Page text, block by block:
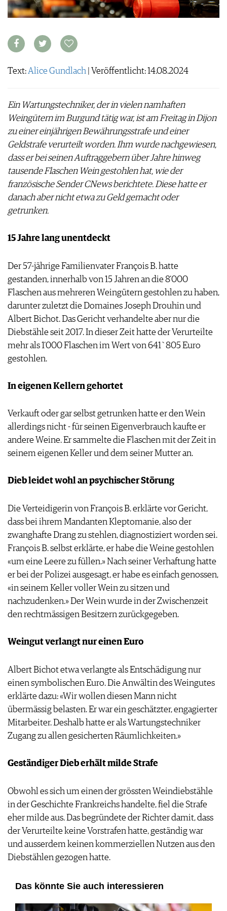
VORTEILSWELT
ARCHIV
ANMELDEN
AWARDS
TRINKREIFETABELLE
ABO
WEINSUCHE
NEWSLETTER
WINE TRADE CLUB
REDAKTION
JOBS
WERBUNG
PRESSE
AGB & DATENSCHUTZ
Text:Alice Gundlach | Veröffentlicht: 14.08.2024
Ein Wartungstechniker, der in vielen namhaften
Weingütern im Burgund tätig war, ist am Freitag in Dijon
zu einer einjährigen Bewährungsstrafe und einer
Geldstrafe verurteilt worden. Ihm wurde nachgewiesen,
dass er bei seinen Auftraggebern über Jahre hinweg
tausende Flaschen Wein gestohlen hat, wie der
französische Sender CNews berichtete. Diese hatte er
danach aber nicht etwa zu Geld gemacht oder
getrunken.
15 Jahre lang unentdeckt
Der 57-jährige Familienvater François B. hatte
gestanden, innerhalb von 15 Jahren an die 8‘000
Flaschen aus mehreren Weingütern gestohlen zu haben,
darunter zuletzt die Domaines Joseph Drouhin und
Albert Bichot. Das Gericht verhandelte aber nur die
Diebstähle seit 2017. In dieser Zeit hatte der Verurteilte
mehr als 1‘000 Flaschen im Wert von 641`805 Euro
gestohlen.
In eigenen Kellern gehortet
Verkauft oder gar selbst getrunken hatte er den Wein
allerdings nicht - für seinen Eigenverbrauch kaufte er
andere Weine. Er sammelte die Flaschen mit der Zeit in
seinem eigenen Keller und dem seiner Mutter an.
Dieb leidet wohl an psychischer Störung
Die Verteidigerin von François B. erklärte vor Gericht,
dass bei ihrem Mandanten Kleptomanie, also der
zwanghafte Drang zu stehlen, diagnostiziert worden sei.
François B. selbst erklärte, er habe die Weine gestohlen
«um eine Leere zu füllen.» Nach seiner Verhaftung hatte
er bei der Polizei ausgesagt, er habe es einfach genossen,
«in seinem Keller voller Wein zu sitzen und
nachzudenken.» Der Wein wurde in der Zwischenzeit
den rechtmässigen Besitzern zurückgegeben.
Weingut verlangt nur einen Euro
Albert Bichot etwa verlangte als Entschädigung nur
einen symbolischen Euro. Die Anwältin des Weingutes
erklärte dazu: «Wir wollen diesen Mann nicht
übermässig belasten. Er war ein geschätzter, engagierter
Mitarbeiter. Deshalb hatte er als Wartungstechniker
Zugang zu allen gesicherten Räumlichkeiten.»
Geständiger Dieb erhält milde Strafe
Obwohl es sich um einen der grössten Weindiebstähle
in der Geschichte Frankreichs handelte, fiel die Strafe
eher milde aus. Das begründete der Richter damit, dass
der Verurteilte keine Vorstrafen hatte, geständig war
und ausserdem keinen kommerziellen Nutzen aus den
Diebstählen gezogen hatte.
Das könnte Sie auch interessieren